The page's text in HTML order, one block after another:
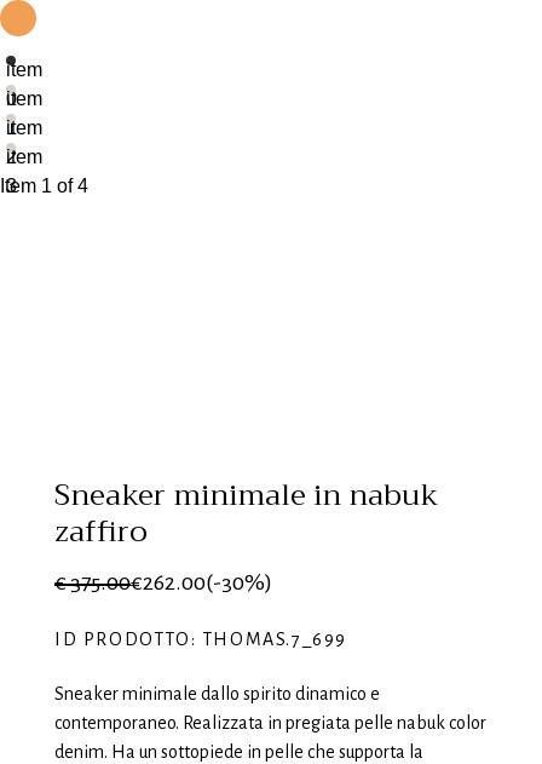
item
0
item
1
item
2
item
3
Item 1 of 4
Sneaker minimale in nabuk
zaffiro
€ 375.00€262.00(-30%)
ID PRODOTTO: THOMAS.7_699
Sneaker minimale dallo spirito dinamico e
contemporaneo. Realizzata in pregiata pelle nabuk color
denim. Ha un sottopiede in pelle che supporta la